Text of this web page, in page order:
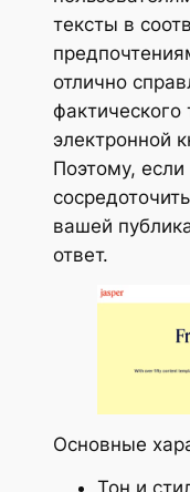
тексты в
отлично
фактического
электронной
Поэтому,
вашей
ответ.
Основные